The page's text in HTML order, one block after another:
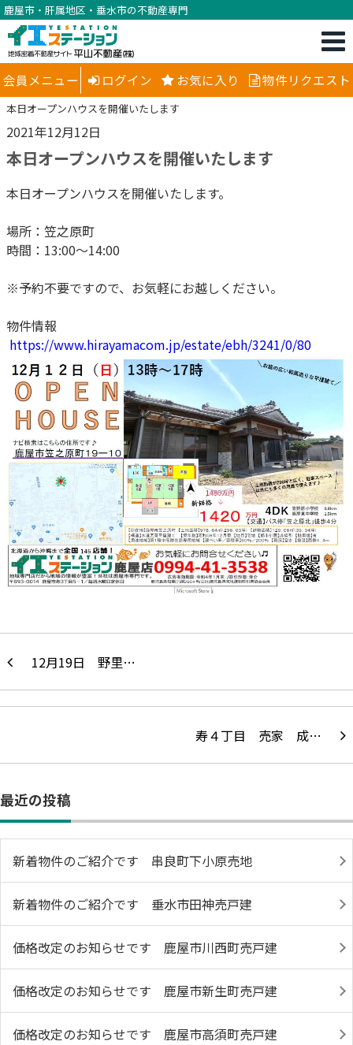
鹿屋市・肝属地区・垂水市の不動産専門
会員メニュー ログイン お気に入り 物件リクエスト
本日オープンハウスを開催いたします
2021年12月12日
本日オープンハウスを開催いたします
本日オープンハウスを開催いたします。
場所：笠之原町
時間：13:00～14:00
※予約不要ですので、お気軽にお越しください。
物件情報
https://www.hirayamacom.jp/estate/ebh/3241/0/80
12月19日 野里…
寿４丁目 売家 成…
最近の投稿
新着物件のご紹介です 串良町下小原売地
新着物件のご紹介です 垂水市田神売戸建
価格改定のお知らせです 鹿屋市川西町売戸建
価格改定のお知らせです 鹿屋市新生町売戸建
価格改定のお知らせです 鹿屋市高須町売戸建